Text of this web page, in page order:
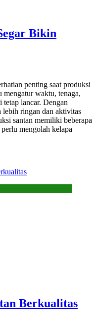
Bikin
penting saat produksi
mengatur waktu, tenaga,
tetap lancar. Dengan
lebih ringan dan aktivitas
santan memiliki beberapa
mengolah kelapa
Berkualitas